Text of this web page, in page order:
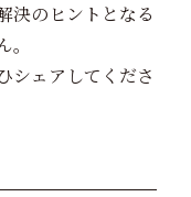
決のヒントとなる
シェアしてくださ